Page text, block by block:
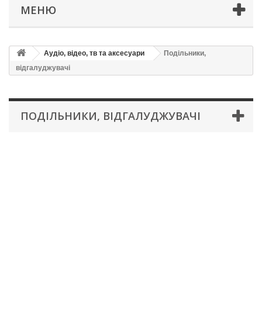
МЕНЮ
Аудіо, відео, тв та аксесуари
Подільники,
відгалуджувачі
ПОДІЛЬНИКИ, ВІДГАЛУДЖУВАЧІ